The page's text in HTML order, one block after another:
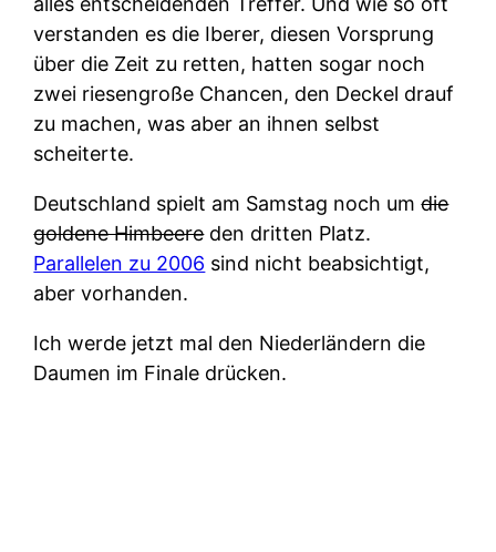
verstanden es die Iberer, diesen Vorsprung
über die Zeit zu retten, hatten sogar noch
zwei riesengroße Chancen, den Deckel drauf
zu machen, was aber an ihnen selbst
scheiterte.
Deutschland spielt am Samstag noch umdie
goldene Himbeereden dritten Platz.
Parallelen zu 2006 sind nicht beabsichtigt,
aber vorhanden.
Ich werde jetzt mal den Niederländern die
Daumen im Finale drücken.